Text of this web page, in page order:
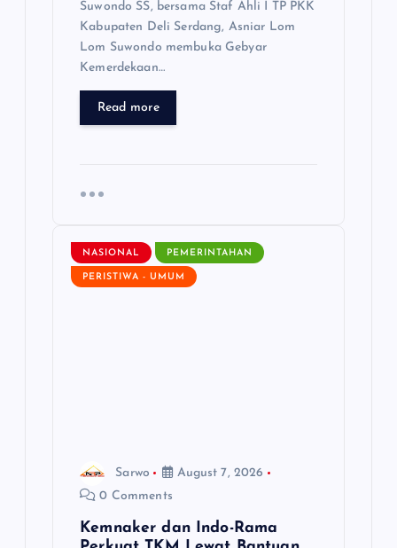
Suwondo SS, bersama Staf Ahli I TP PKK
Kabupaten Deli Serdang, Asniar Lom
Lom Suwondo membuka Gebyar
Kemerdekaan…
Read more
NASIONAL PEMERINTAHAN
PERISTIWA - UMUM
Sarwo
August 7, 2026
0 Comments
Kemnaker dan Indo-Rama